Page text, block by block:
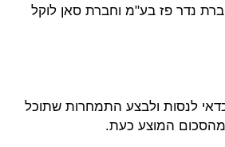
נדר פז בע"מ וחברת סאן לוקל
לנסות ולבצע התמחרות שתוכל
מהסכום המוצע כעת.